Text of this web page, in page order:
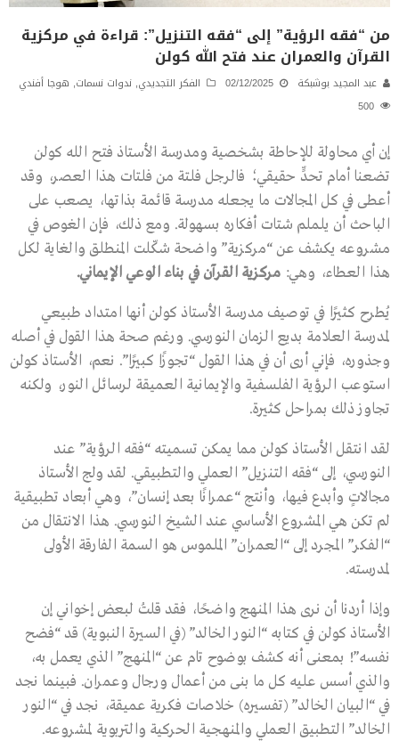
من “فقه الرؤية” إلى “فقه التنزيل”: قراءة في مركزية
القرآن والعمران عند فتح الله كولن
عبد المجيد بوشبكة 02/12/2025 الفكر التجديدي, ندوات نسمات, هوجا أفندي
إن أي محاولة للإحاطة بشخصية ومدرسة الأستاذ فتح الله كولن
تضعنا أمام تحدٍّ حقيقي؛ فالرجل فلتة من فلتات هذا العصر، وقد
أعطى في كل المجالات ما يجعله مدرسة قائمة بذاتها، يصعب على
الباحث أن يلملم شتات أفكاره بسهولة. ومع ذلك، فإن الغوص في
مشروعه يكشف عن “مركزية” واضحة شكّلت المنطلق والغاية لكل
هذا العطاء، وهي: مركزية القرآن في بناء الوعي الإيماني.
يُطرح كثيرًا في توصيف مدرسة الأستاذ كولن أنها امتداد طبيعي
لمدرسة العلامة بديع الزمان النورسي. ورغم صحة هذا القول في أصله
وجذوره، فإني أرى أن في هذا القول “تجوزًا كبيرًا”. نعم، الأستاذ كولن
استوعب الرؤية الفلسفية والإيمانية العميقة لرسائل النور، ولكنه
تجاوز ذلك بمراحل كثيرة.
لقد انتقل الأستاذ كولن مما يمكن تسميته “فقه الرؤية” عند
النورسي، إلى “فقه التنزيل” العملي والتطبيقي. لقد ولج الأستاذ
مجالاتٍ وأبدع فيها، وأنتج “عمرانًا بعد إنسان”، وهي أبعاد تطبيقية
لم تكن هي المشروع الأساسي عند الشيخ النورسي. هذا الانتقال من
“الفكر” المجرد إلى “العمران” الملموس هو السمة الفارقة الأولى
لمدرسته.
وإذا أردنا أن نرى هذا المنهج واضحًا، فقد قلتُ لبعض إخواني إن
الأستاذ كولن في كتابه “النور الخالد” (في السيرة النبوية) قد “فضح
نفسه”! بمعنى أنه كشف بوضوح تام عن “المنهج” الذي يعمل به،
والذي أسس عليه كل ما بنى من أعمال ورجال وعمران. فبينما نجد
في “البيان الخالد” (تفسيره) خلاصات فكرية عميقة، نجد في “النور
الخالد” التطبيق العملي والمنهجية الحركية والتربوية لمشروعه.